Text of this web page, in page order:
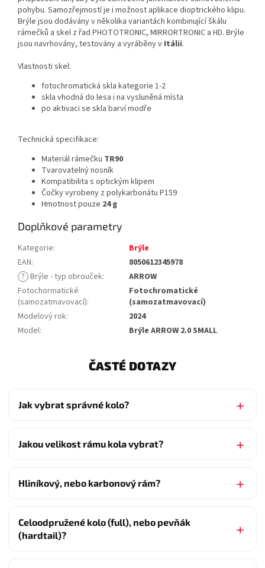
pohybu. Samozřejmostí je i možnost aplikace dioptrického klipu.
Brýle jsou dodávány v několika variantách kombinující škálu
rámečků a skel z řad PHOTOTRONIC, MIRRORTRONIC a HD. Brýle
jsou navrhovány, testovány a vyráběny v Itálii.
Vlastnosti skel:
fotochromatická skla kategorie 1-2
skla vhodná do lesa i na vysluněná místa
po aktivaci se skla barví modře
Technická specifikace:
Materiál rámečku TR90
Tvarovatelný nosník
Kompatibilita s optickým klipem
Čočky vyrobeny z polykarbonátu P159
Hmotnost pouze 24 g
Doplňkové parametry
Kategorie:
Brýle
EAN:
8050612345978
? Brýle - typ obrouček:
ARROW
Fotochormatické
(samozatmavovací):
Fotochromatické
(samozatmavovací)
Modelový rok:
2024
Model: Brýle ARROW 2.0 SMALL
ČASTÉ DOTAZY
Jak vybrat správné kolo?
Jakou velikost rámu kola vybrat?
Hliníkový, nebo karbonový rám?
Celoodpružené kolo (full), nebo pevňák
(hardtail)?